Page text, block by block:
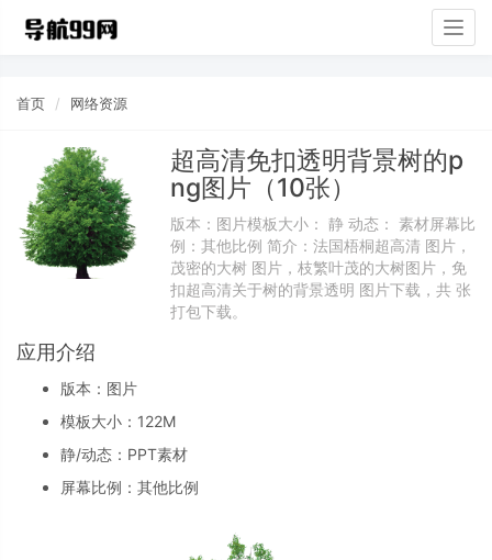
首页 网络资源
超高清免扣透明背景树的p
ng图片（10张）
版本：图片模板大小： 静 动态： 素材屏幕比
例：其他比例 简介：法国梧桐超高清 图片，
茂密的大树 图片，枝繁叶茂的大树图片，免
扣超高清关于树的背景透明 图片下载，共 张
打包下载。
应用介绍
版本：图片
模板大小： 122M
静/动态：PPT素材
屏幕比例：其他比例